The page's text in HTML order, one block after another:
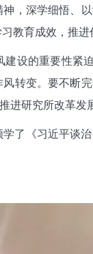
，深学细悟、
教育成效，推进
设的重要性紧
转变。要不断
进研究所改革发
了《习近平谈